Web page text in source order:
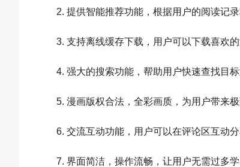
2. 提供智能推荐功能，根据用户的阅读记
3. 支持离线缓存下载，用户可以下载喜欢
4. 强大的搜索功能，帮助用户快速查找目
5. 漫画版权合法，全彩画质，为用户带来极
6. 交流互动功能，用户可以在评论区互动
7. 界面简洁，操作流畅，让用户无需过多学